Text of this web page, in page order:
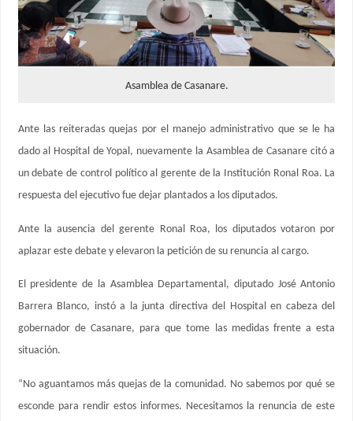
Asamblea de Casanare.
Ante las reiteradas quejas por el manejo administrativo que se le ha
dado al Hospital de Yopal, nuevamente la Asamblea de Casanare citó a
un debate de control político al gerente de la Institución Ronal Roa. La
respuesta del ejecutivo fue dejar plantados a los diputados.
Ante la ausencia del gerente Ronal Roa, los diputados votaron por
aplazar este debate y elevaron la petición de su renuncia al cargo.
El presidente de la Asamblea Departamental, diputado José Antonio
Barrera Blanco, instó a la junta directiva del Hospital en cabeza del
gobernador de Casanare, para que tome las medidas frente a esta
situación.
“No aguantamos más quejas de la comunidad. No sabemos por qué se
esconde para rendir estos informes. Necesitamos la renuncia de este